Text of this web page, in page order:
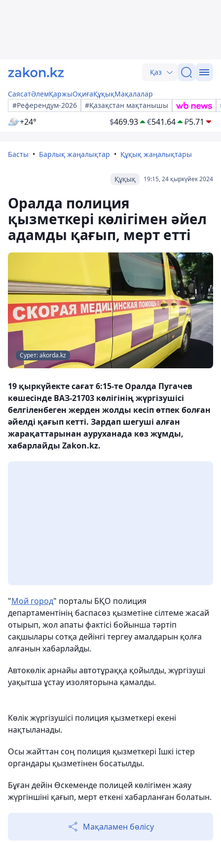
Қаз
СаясатӘлемҚаржыОқиғаҚұқықМақалалар
#Референдум-2026
#Қазақстан мақтанышы
+24° $469.93 €541.64 ₽5.71
Басты Барлық жаңалықтар Құқық жаңалықтары
19:15, 24 қыркүйек 2024
Құқық
Оралда полиция
қызметкері көлігімен әйел
адамды қағып, мерт етті
Сурет: akorda.kz
19 қыркүйекте сағат 6:15-те Оралда Пугачев
көшесінде ВАЗ-21703 көлігінің жүргізушісі
белгіленбеген жерден жолды кесіп өтпек болған
әйелді қағып кетті. Зардап шегуші алған
жарақаттарынан ауруханада көз жұмды,
хабарлайды Zakon.kz.
"Мой город" порталы БҚО полиция
департаментінің баспасөз қызметіне сілтеме жасай
отырып, жол апаты фактісі бойынша тәртіп
сақшылары сотқа дейінгі тергеу амалдарын қолға
алғанын хабарлайды.
Автокөлік арнайы автотұраққа қойылды, жүргізуші
уақытша ұстау изоляторына қамалды.
Көлік жүргізушісі полиция қызметкері екені
нақтыланады.
Осы жайттан соң полиция қызметкері Ішкі істер
органдары қызметінен босатылды.
Бұған дейін Өскеменде полицей көлігімен жаяу
жүргіншіні қағып, мерт еткені хабарланған болатын.
Мақаламен бөлісу